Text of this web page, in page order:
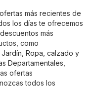
más recientes de
los días te ofrecemos
más
como
Ropa, calzado y
Departamentales
ofertas
todos los